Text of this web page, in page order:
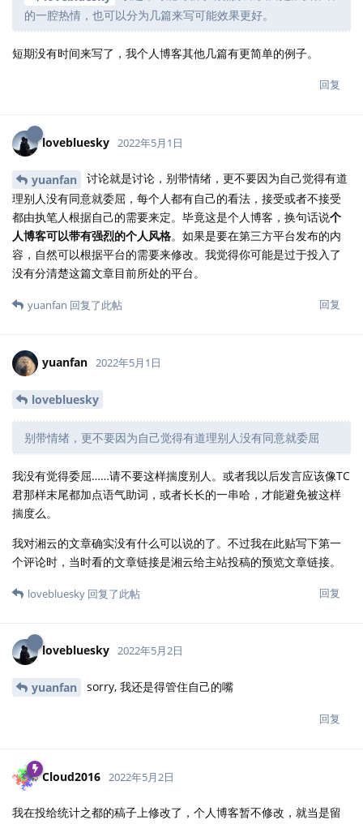
的一腔热情，也可以分为几篇来写可能效果更好。
短期没有时间来写了，我个人博客其他几篇有更简单的例子。
回复
lovebluesky 2022年5月1日
yuanfan
讨论就是讨论，别带情绪，更不要因为自己觉得有道
理别人没有同意就委屈，每个人都有自己的看法，接受或者不接受
都由执笔人根据自己的需要来定。毕竟这是个人博客，换句话说个
人博客可以带有强烈的个人风格。如果是要在第三方平台发布的内
容，自然可以根据平台的需要来修改。我觉得你可能是过于投入了
没有分清楚这篇文章目前所处的平台。
回复
yuanfan 回复了此帖
yuanfan 2022年5月1日
lovebluesky
别带情绪，更不要因为自己觉得有道理别人没有同意就委屈
我没有觉得委屈……请不要这样揣度别人。或者我以后发言应该像TC
君那样末尾都加点语气助词，或者长长的一串哈，才能避免被这样
揣度么。
我对湘云的文章确实没有什么可以说的了。不过我在此贴写下第一
个评论时，当时看的文章链接是湘云给主站投稿的预览文章链接。
回复
lovebluesky 回复了此帖
lovebluesky 2022年5月2日
yuanfan sorry, 我还是得管住自己的嘴
回复
Cloud2016 2022年5月2日
我在投给统计之都的稿子上修改了，个人博客暂不修改，就当是留